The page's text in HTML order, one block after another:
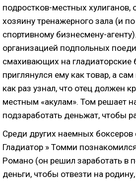
подростков-местных хулиганов,
хозяину тренажерного зала (и
спортивному бизнесмену-
организацией подпольных
смахивающих на гладиаторские
приглянулся ему как товар, а
как раз узнал, что отец должен
местным «акулам». Том решает
подзаработать деньжат, чтобы
Среди других наемных боксеров
Гладиатор » Томми
Романо (он решил заработать в
деньги, чтобы отвезти на